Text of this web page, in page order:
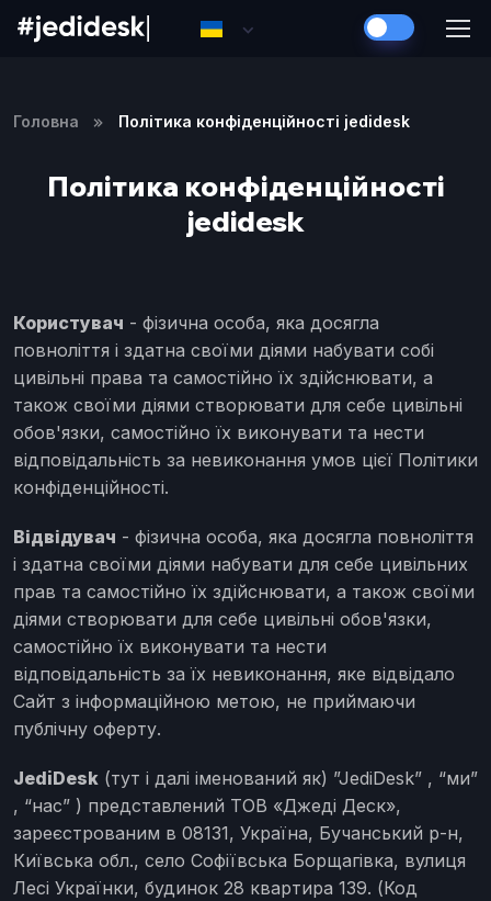
Головна Політика конфіденційності jedidesk
Політика конфіденційності
jedidesk
Користувач - фізична особа, яка досягла
повноліття і здатна своїми діями набувати собі
цивільні права та самостійно їх здійснювати, а
також своїми діями створювати для себе цивільні
обов'язки, самостійно їх виконувати та нести
відповідальність за невиконання умов цієї Політики
конфіденційності.
Відвідувач - фізична особа, яка досягла повноліття
і здатна своїми діями набувати для себе цивільних
прав та самостійно їх здійснювати, а також своїми
діями створювати для себе цивільні обов'язки,
самостійно їх виконувати та нести
відповідальність за їх невиконання, яке відвідало
Сайт з інформаційною метою, не приймаючи
публічну оферту.
JediDesk (тут і далі іменований як) ”JediDesk” , “ми”
, “нас” ) представлений ​​ТОВ «Джеді Деск»,
зареєстрованим в 08131, Україна, Бучанський р-н,
Київська обл., село Софіївська Борщагівка, вулиця
Лесі Українки, будинок 28 квартира 139. (Код